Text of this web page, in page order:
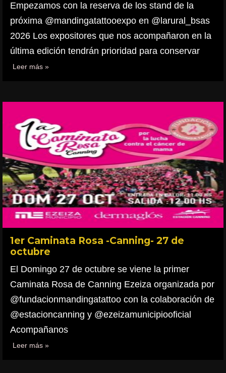
Empezamos con la reserva de los stand de la
próxima @mandingatattooexpo en @larural_bsas
2026 Los expositores que nos acompañaron en la
última edición tendrán prioridad para conservar
Leer más »
1er Caminata Rosa -Canning- 27 de
octubre
El Domingo 27 de octubre se viene la primer
Caminata Rosa de Canning Ezeiza organizada por
@fundacionmandingatattoo con la colaboración de
@estacioncanning y @ezeizamunicipiooficial
Acompañanos
Leer más »